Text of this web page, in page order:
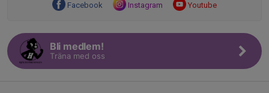
Facebook Instagram Youtube
Bli medlem!
Träna med oss